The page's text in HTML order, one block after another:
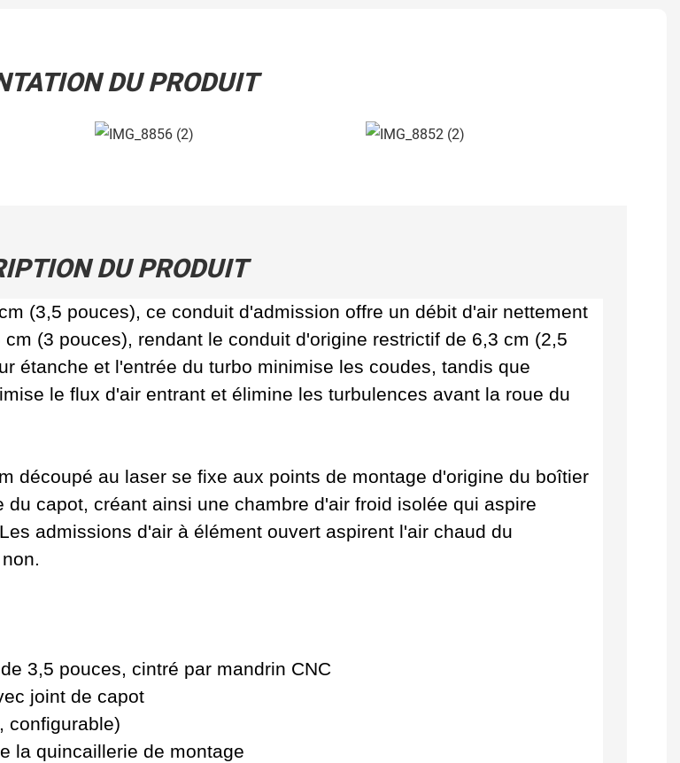
DU PRODUIT
DU PRODUIT
(3,5 pouces), ce conduit d'admission offre un débit d'air nettement
(3 pouces), rendant le conduit d'origine restrictif de 6,3 cm (2,5
étanche et l'entrée du turbo minimise les coudes, tandis que
le flux d'air entrant et élimine les turbulences avant la roue du
découpé au laser se fixe aux points de montage d'origine du boîtier
capot, créant ainsi une chambre d'air froid isolée qui aspire
admissions d'air à élément ouvert aspirent l'air chaud du
3,5 pouces, cintré par mandrin CNC
joint de capot
configurable)
la quincaillerie de montage